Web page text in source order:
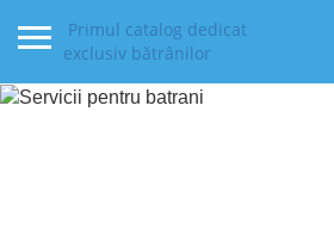
Primul catalog dedicat
exclusiv bătrânilor